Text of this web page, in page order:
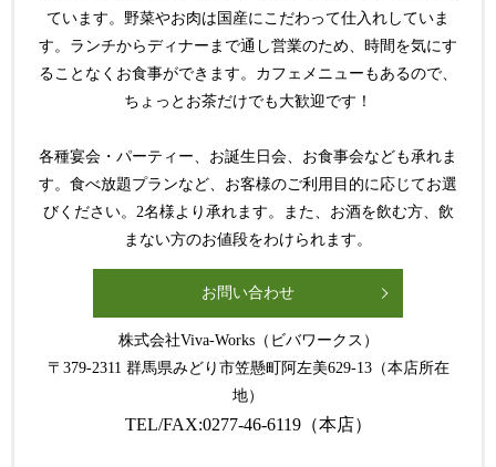
ています。野菜やお肉は国産にこだわって仕入れしていま
す。ランチからディナーまで通し営業のため、時間を気にす
ることなくお食事ができます。カフェメニューもあるので、
ちょっとお茶だけでも大歓迎です！
各種宴会・パーティー、お誕生日会、お食事会なども承れま
す。食べ放題プランなど、お客様のご利用目的に応じてお選
びください。2名様より承れます。また、お酒を飲む方、飲
まない方のお値段をわけられます。
お問い合わせ
株式会社Viva-Works（ビバワークス）
〒379-2311 群馬県みどり市笠懸町阿左美629-13（本店所在
地）
TEL/FAX:0277-46-6119（本店）